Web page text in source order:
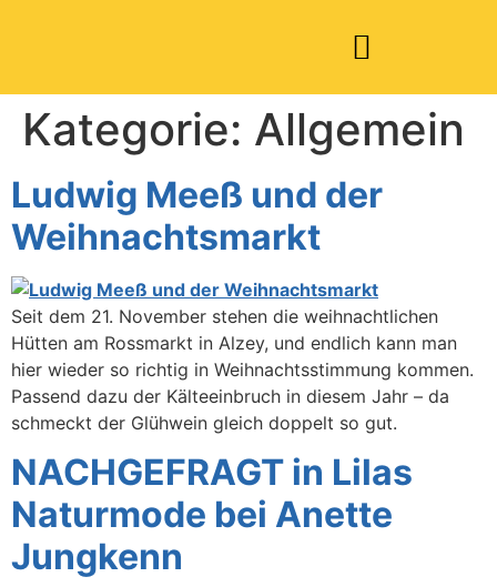
Kategorie: Allgemein
Ludwig Meeß und der
Weihnachtsmarkt
Seit dem 21. November stehen die weihnachtlichen
Hütten am Rossmarkt in Alzey, und endlich kann man
hier wieder so richtig in Weihnachtsstimmung kommen.
Passend dazu der Kälteeinbruch in diesem Jahr – da
schmeckt der Glühwein gleich doppelt so gut.
NACHGEFRAGT in Lilas
Naturmode bei Anette
Jungkenn